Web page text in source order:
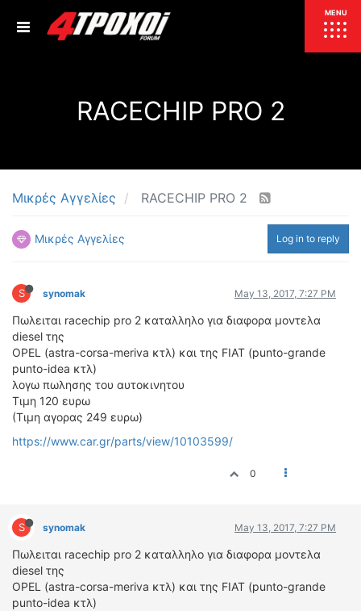
RACECHIP PRO 2
Μικρές Αγγελίες RACECHIP PRO 2
Μικρές Αγγελίες Log in to reply
S synomak May 13, 2017, 7:27 PM
Πωλειται racechip pro 2 καταλληλο για διαφορα μοντελα
diesel της
OPEL (astra-corsa-meriva κτλ) και της FIAT (punto-grande
punto-idea κτλ)
λογω πωλησης του αυτοκινητου
Τιμη 120 ευρω
(Τιμη αγορας 249 ευρω)
https://www.car.gr/parts/view/10103599/
0
S synomak May 13, 2017, 7:27 PM
Πωλειται racechip pro 2 καταλληλο για διαφορα μοντελα
diesel της
OPEL (astra-corsa-meriva κτλ) και της FIAT (punto-grande
punto-idea κτλ)
ΚΟΣΜΟΣ
TEST
ΣΥΓΚΡΙΤΙΚΕΣ ΔΟΚΙΜΕΣ
ΑΓΩΝΙΣΤΙΚΕΣ ΓΝΩΡΙΜΙΕΣ
ΔΟΚΙΜΕΣ ΕΛΑΣΤΙΚΩΝ
ΕΙΔΙΚΕΣ ΔΙΑΔΡΟΜΕΣ
ΟΔΟΙΠΟΡΙΚΑ
VIDEO
4TTV
ΝΕΑ ΜΟΝΤΕΛΑ
ΤΕΧΝΟΛΟΓΙΑ
ΛΕΞΙΚΟ
ΠΕΡΙΒΑΛΛΟΝ